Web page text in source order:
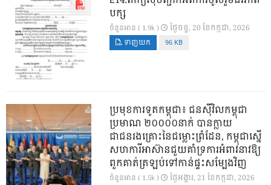
បក្ស
ចំនួនអាន ( 1.9k ) ថ្ងៃ​ចន្ទ, 20 ខែ​កក្កដា, 2026
ទាញយក 96 KB
ប្រមុខការទូតកម្ពុជា៖ ជនស៊ីវិលកម្ពុជា
ប្រមាណ ២០០០០នាក់ បានក្លាយ
ជាជនរងគ្រោះនៃជម្លោះព្រំដែន, កម្ពុជាស្នើ
សហការីអាស៊ានជួយគាំទ្រការអំពាវនាវឱ្យ
ពួកគាត់ត្រឡប់ទៅកាន់ផ្ទះសម្បែងវិញ
ចំនួនអាន ( 1.5k ) ថ្ងៃ​អង្គារ, 21 ខែ​កក្កដា, 2026